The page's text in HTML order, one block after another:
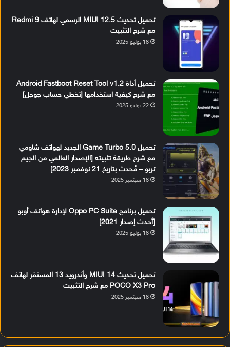
تحميل تحديث MIUI 12.5 الرسمي لهاتف Redmi 9
مع شرح التثبيت
18 يوليو 2025
تحميل أداة Android Fastboot Reset Tool v1.2
مع شرح كيفية استخدامها [تخطي حساب جوجل]
22 يوليو 2025
تحميل Game Turbo 5.0 الجديد لهواتف شاومي
مع شرح طريقة تثبيته [الإصدار العالمي من الجيم
تربو – مُحدث بتاريخ 21 نوفمبر 2023]
18 سبتمبر 2025
تحميل برنامج Oppo PC Suite لإدارة هواتف أوبو
[أحدث إصدار 2021]
18 يوليو 2025
تحميل تحديث MIUI 14 وأندرويد 13 المستقر لهاتف
POCO X3 Pro مع شرح التثبيت
18 سبتمبر 2025